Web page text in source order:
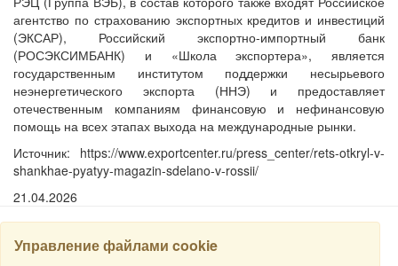
агентство по страхованию экспортных кредитов и инвестиций
(ЭКСАР), Российский экспортно-импортный банк
(РОСЭКСИМБАНК) и «Школа экспортера», является
государственным институтом поддержки несырьевого
неэнергетического экспорта (ННЭ) и предоставляет
отечественным компаниям финансовую и нефинансовую
помощь на всех этапах выхода на международные рынки.
Источник: https://www.exportcenter.ru/press_center/rets-otkryl-v-
shankhae-pyatyy-magazin-sdelano-v-rossii/
21.04.2026
Управление файлами cookie